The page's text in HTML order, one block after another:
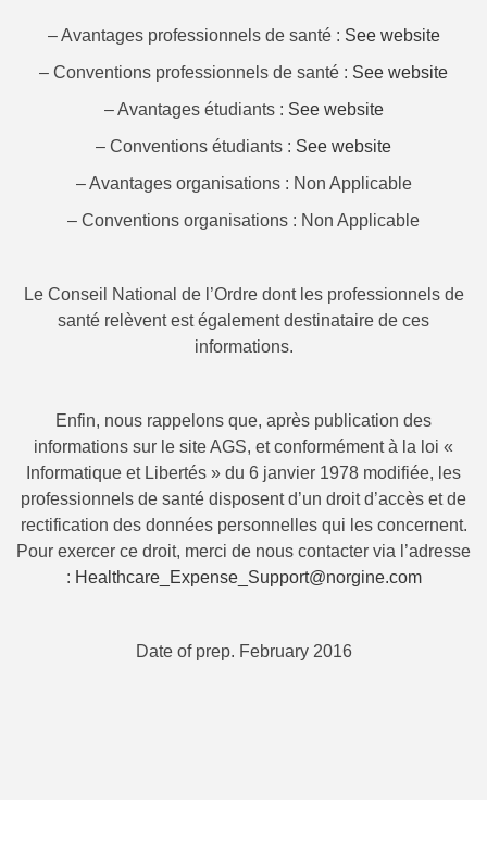
– Avantages professionnels de santé : See website
– Conventions professionnels de santé : See website
– Avantages étudiants : See website
– Conventions étudiants : See website
– Avantages organisations : Non Applicable
– Conventions organisations : Non Applicable
Le Conseil National de l’Ordre dont les professionnels de
santé relèvent est également destinataire de ces
informations.
Enfin, nous rappelons que, après publication des
informations sur le site AGS, et conformément à la loi «
Informatique et Libertés » du 6 janvier 1978 modifiée, les
professionnels de santé disposent d’un droit d’accès et de
rectification des données personnelles qui les concernent.
Pour exercer ce droit, merci de nous contacter via l’adresse
: Healthcare_Expense_Support@norgine.com
Date of prep. February 2016